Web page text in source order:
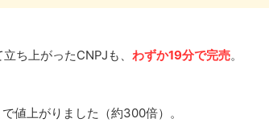
ち上がったCNPJも、 わずか19分で完売。
値上がりました（約300倍）。